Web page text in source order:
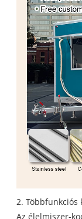
2. Többfunkciós
Az élelmiszer-